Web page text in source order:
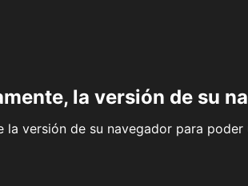
la versión de su
la versión de su navegador para